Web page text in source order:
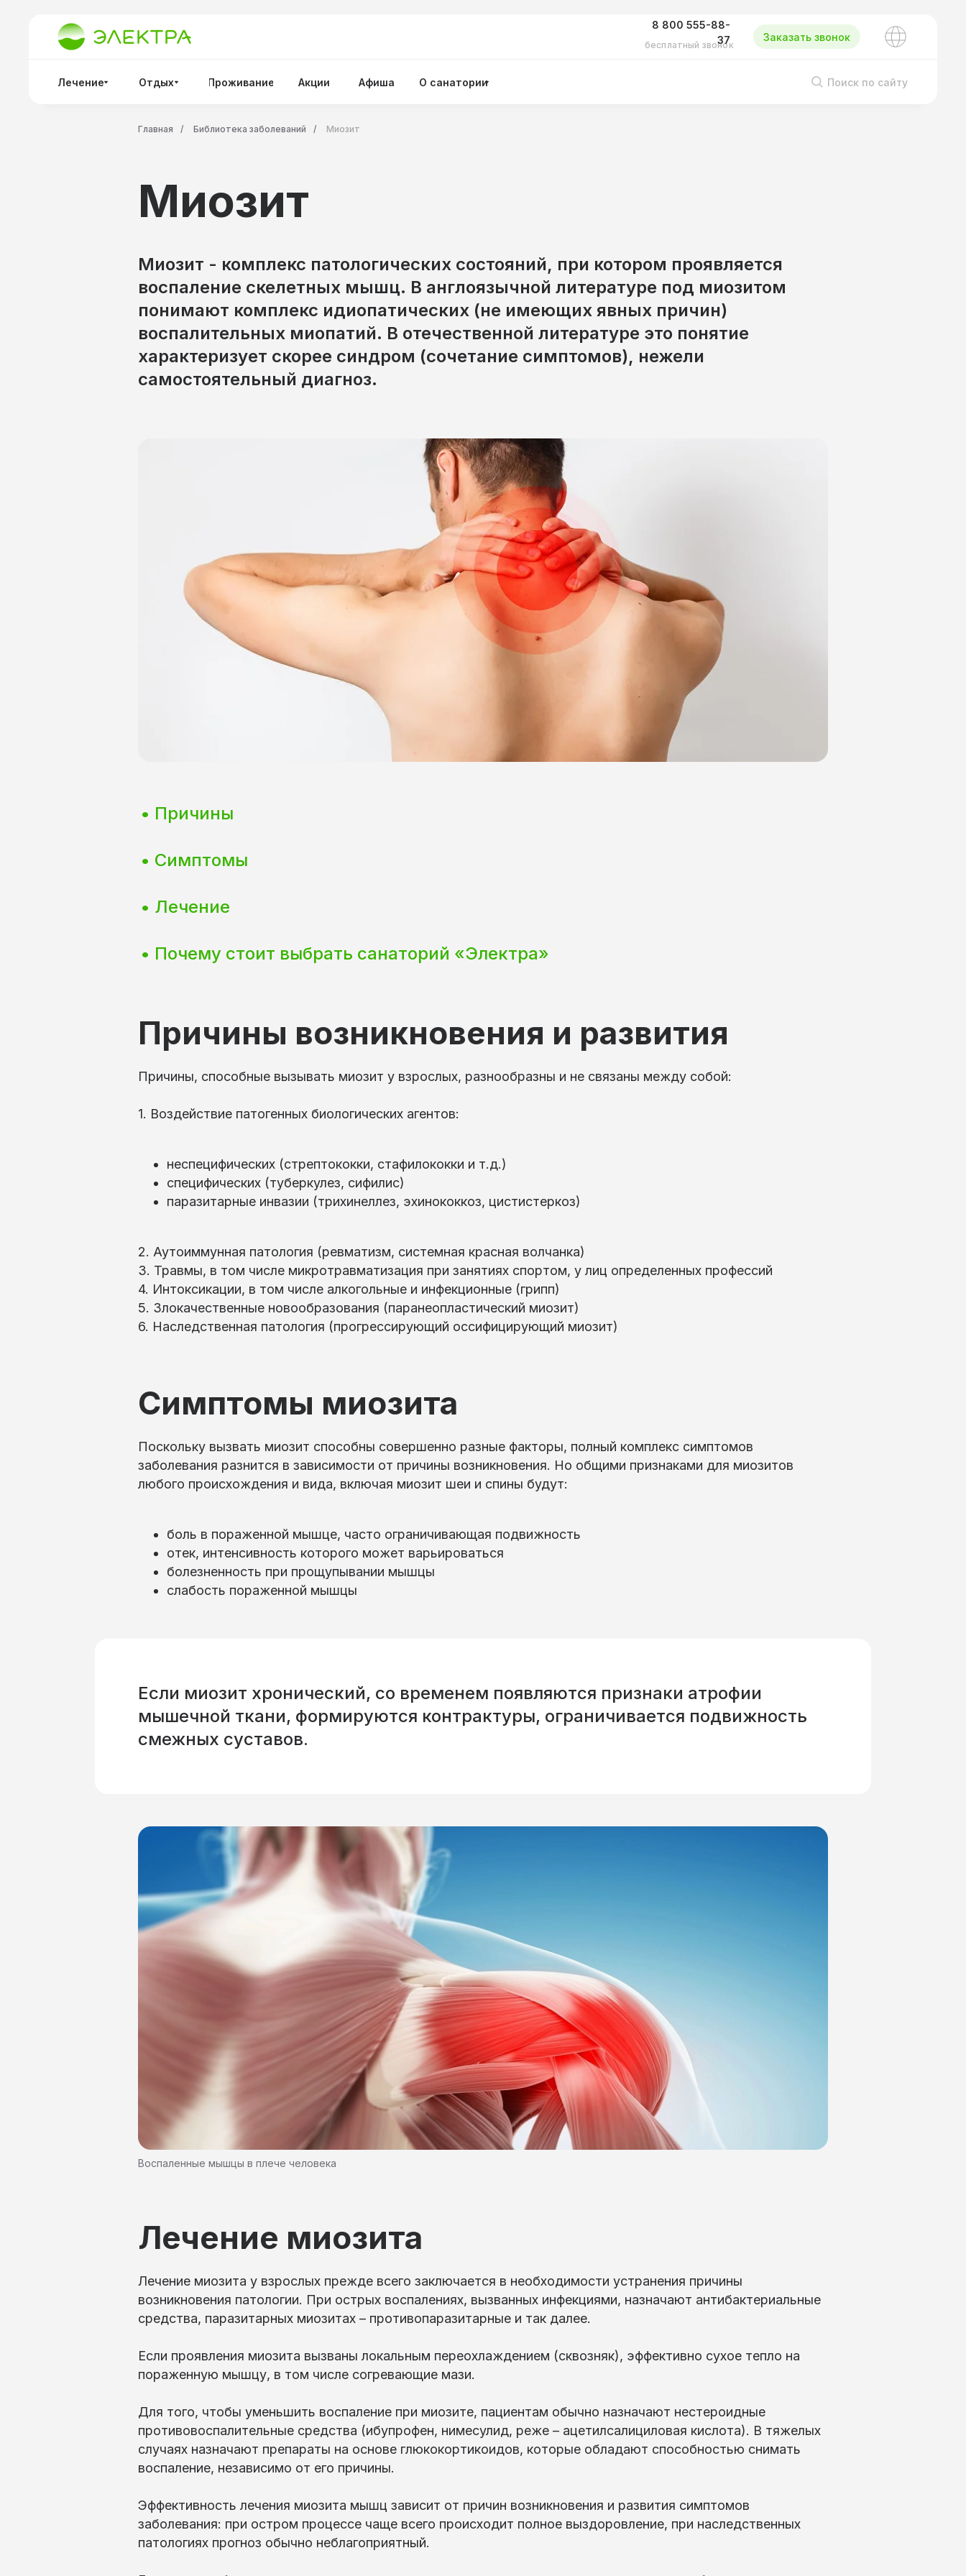
Лечение Отдых Проживание Акции Афиша О санатории Поиск по сайту
Заказать звонок
бесплатный звонок
8 800 555-88-
37
Главная / Библиотека заболеваний / Миозит
Миозит
Миозит - комплекс патологических состояний, при котором проявляется
воспаление скелетных мышц. В англоязычной литературе под миозитом
понимают комплекс идиопатических (не имеющих явных причин)
воспалительных миопатий. В отечественной литературе это понятие
характеризует скорее синдром (сочетание симптомов), нежели
самостоятельный диагноз.
• Причины
• Симптомы
• Лечение
• Почему стоит выбрать санаторий «Электра»
Причины возникновения и развития
Причины, способные вызывать миозит у взрослых, разнообразны и не связаны между собой:
1. Воздействие патогенных биологических агентов:
неспецифических (стрептококки, стафилококки и т.д.)
специфических (туберкулез, сифилис)
паразитарные инвазии (трихинеллез, эхинококкоз, цистистеркоз)
2. Аутоиммунная патология (ревматизм, системная красная волчанка)
3. Травмы, в том числе микротравматизация при занятиях спортом, у лиц определенных профессий
4. Интоксикации, в том числе алкогольные и инфекционные (грипп)
5. Злокачественные новообразования (паранеопластический миозит)
6. Наследственная патология (прогрессирующий оссифицирующий миозит)
Симптомы миозита
Поскольку вызвать миозит способны совершенно разные факторы, полный комплекс симптомов
заболевания разнится в зависимости от причины возникновения. Но общими признаками для миозитов
любого происхождения и вида, включая миозит шеи и спины будут:
боль в пораженной мышце, часто ограничивающая подвижность
отек, интенсивность которого может варьироваться
болезненность при прощупывании мышцы
слабость пораженной мышцы
Если миозит хронический, со временем появляются признаки атрофии
мышечной ткани, формируются контрактуры, ограничивается подвижность
смежных суставов.
Воспаленные мышцы в плече человека
Лечение миозита
Лечение миозита у взрослых прежде всего заключается в необходимости устранения причины
возникновения патологии. При острых воспалениях, вызванных инфекциями, назначают антибактериальные
средства, паразитарных миозитах – противопаразитарные и так далее.
Если проявления миозита вызваны локальным переохлаждением (сквозняк), эффективно сухое тепло на
пораженную мышцу, в том числе согревающие мази.
Для того, чтобы уменьшить воспаление при миозите, пациентам обычно назначают нестероидные
противовоспалительные средства (ибупрофен, нимесулид, реже – ацетилсалициловая кислота). В тяжелых
случаях назначают препараты на основе глюкокортикоидов, которые обладают способностью снимать
воспаление, независимо от его причины.
Эффективность лечения миозита мышц зависит от причин возникновения и развития симптомов
заболевания: при остром процессе чаще всего происходит полное выздоровление, при наследственных
патологиях прогноз обычно неблагоприятный.